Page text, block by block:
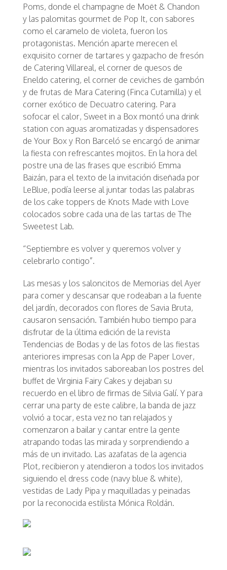
Poms, donde el champagne de Moët & Chandon
y las palomitas gourmet de Pop It, con sabores
como el caramelo de violeta, fueron los
protagonistas. Mención aparte merecen el
exquisito corner de tartares y gazpacho de fresón
de Catering Villareal, el corner de quesos de
Eneldo catering, el corner de ceviches de gambón
y de frutas de Mara Catering (Finca Cutamilla) y el
corner exótico de Decuatro catering. Para
sofocar el calor, Sweet in a Box montó una drink
station con aguas aromatizadas y dispensadores
de Your Box y Ron Barceló se encargó de animar
la fiesta con refrescantes mojitos. En la hora del
postre una de las frases que escribió Emma
Baizán, para el texto de la invitación diseñada por
LeBlue, podía leerse al juntar todas las palabras
de los cake toppers de Knots Made with Love
colocados sobre cada una de las tartas de The
Sweetest Lab.
“Septiembre es volver y queremos volver y
celebrarlo contigo”.
Las mesas y los saloncitos de Memorias del Ayer
para comer y descansar que rodeaban a la fuente
del jardín, decorados con flores de Savia Bruta,
causaron sensación. También hubo tiempo para
disfrutar de la última edición de la revista
Tendencias de Bodas y de las fotos de las fiestas
anteriores impresas con la App de Paper Lover,
mientras los invitados saboreaban los postres del
buffet de Virginia Fairy Cakes y dejaban su
recuerdo en el libro de firmas de Silvia Galí. Y para
cerrar una party de este calibre, la banda de jazz
volvió a tocar, esta vez no tan relajados y
comenzaron a bailar y cantar entre la gente
atrapando todas las mirada y sorprendiendo a
más de un invitado. Las azafatas de la agencia
Plot, recibieron y atendieron a todos los invitados
siguiendo el dress code (navy blue & white),
vestidas de Lady Pipa y maquilladas y peinadas
por la reconocida estilista Mónica Roldán.